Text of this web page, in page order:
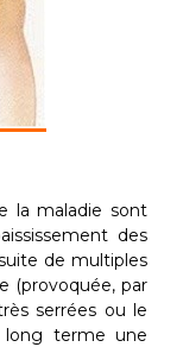
la maladie sont
des
de multiples
(provoquée, par
serrées ou le
long terme une